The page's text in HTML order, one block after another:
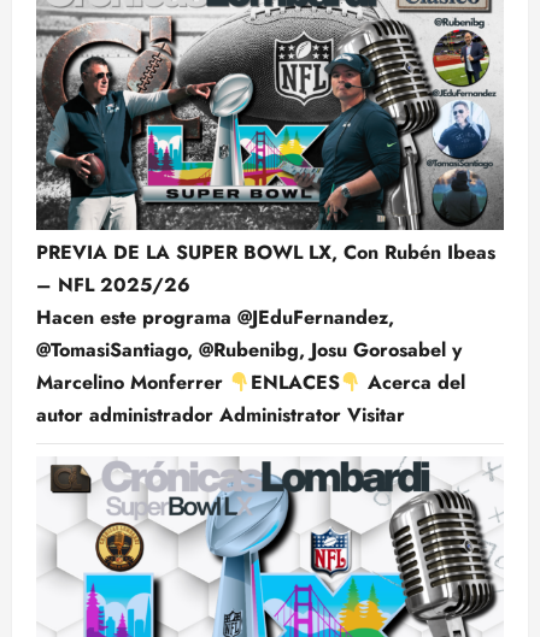
PREVIA DE LA SUPER BOWL LX, Con Rubén Ibeas
– NFL 2025/26
Hacen este programa @JEduFernandez,
@TomasiSantiago, @Rubenibg, Josu Gorosabel y
Marcelino Monferrer
ENLACES
Acerca del
autor administrador Administrator Visitar